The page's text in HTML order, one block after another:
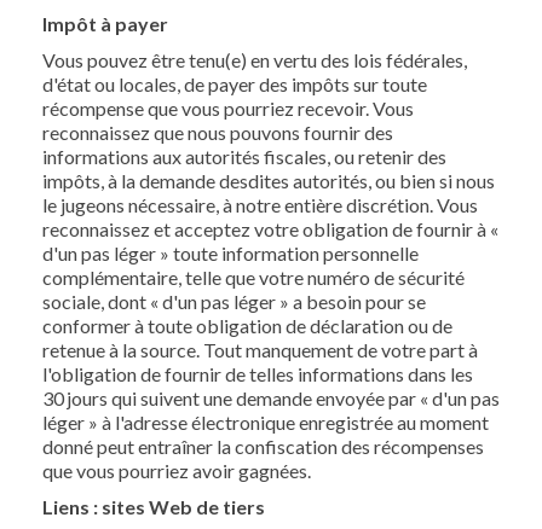
Impôt à payer
Vous pouvez être tenu(e) en vertu des lois fédérales,
d'état ou locales, de payer des impôts sur toute
récompense que vous pourriez recevoir. Vous
reconnaissez que nous pouvons fournir des
informations aux autorités fiscales, ou retenir des
impôts, à la demande desdites autorités, ou bien si nous
le jugeons nécessaire, à notre entière discrétion. Vous
reconnaissez et acceptez votre obligation de fournir à «
d'un pas léger » toute information personnelle
complémentaire, telle que votre numéro de sécurité
sociale, dont « d'un pas léger » a besoin pour se
conformer à toute obligation de déclaration ou de
retenue à la source. Tout manquement de votre part à
l'obligation de fournir de telles informations dans les
30 jours qui suivent une demande envoyée par « d'un pas
léger » à l'adresse électronique enregistrée au moment
donné peut entraîner la confiscation des récompenses
que vous pourriez avoir gagnées.
Liens : sites Web de tiers